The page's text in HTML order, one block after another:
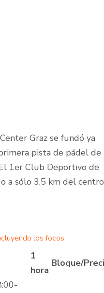
Graz se fundó ya
pista de pádel de
1er Club Deportivo de
a sólo 3,5 km del centro
los focos
1
hora
Bloque/